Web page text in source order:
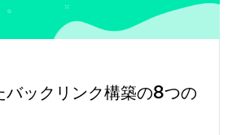
バックリンク構築の8つの